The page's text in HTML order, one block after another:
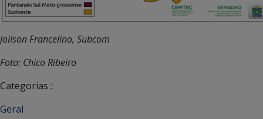
Joilson Francelino, Subcom
Foto: Chico Ribeiro
Categorias :
Geral